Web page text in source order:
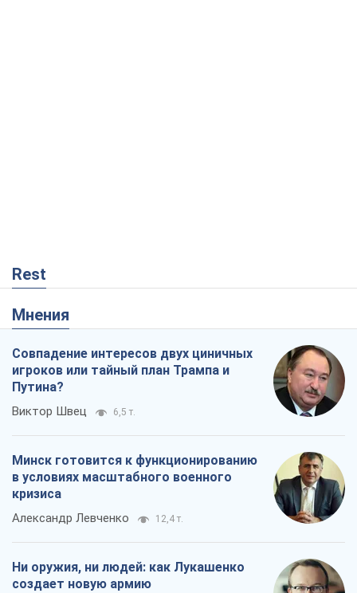
Rest
Мнения
Совпадение интересов двух циничных
игроков или тайный план Трампа и
Путина?
Виктор Швец 6,5 т.
Минск готовится к функционированию
в условиях масштабного военного
кризиса
Александр Левченко 12,4 т.
Ни оружия, ни людей: как Лукашенко
создает новую армию